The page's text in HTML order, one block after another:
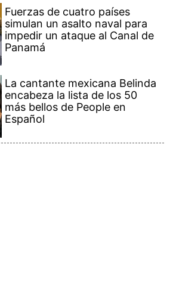
Fuerzas de cuatro países
simulan un asalto naval para
impedir un ataque al Canal de
Panamá
La cantante mexicana Belinda
encabeza la lista de los 50
más bellos de People en
Español